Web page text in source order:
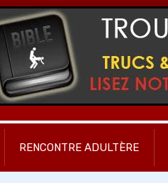
RENCONTRE ADULTÈRE